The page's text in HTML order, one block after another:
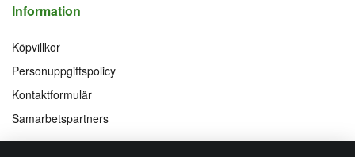
Information
Köpvillkor
Personuppgiftspolicy
Kontaktformulär
Samarbetspartners
Följ oss på Vi accepterar